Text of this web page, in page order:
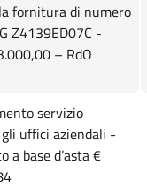
fornitura di numero
Z4139ED07C -
– RdO
servizio
uffici aziendali -
a base d’asta €